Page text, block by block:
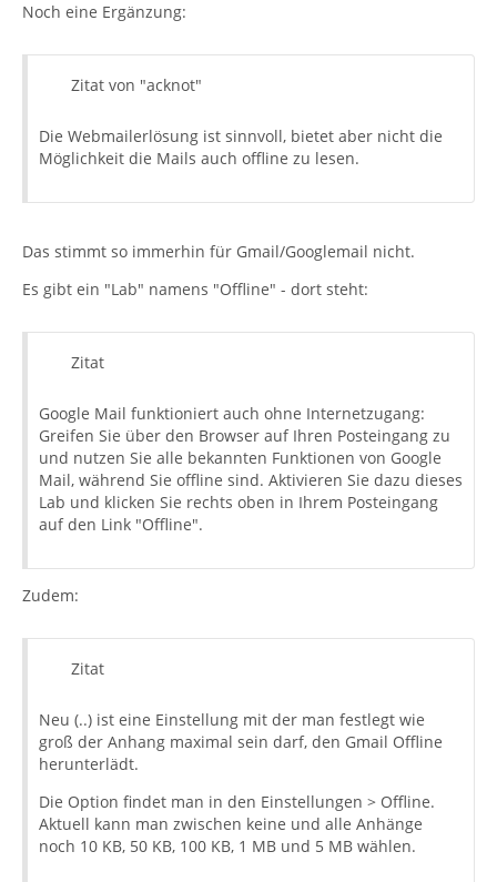
Noch eine Ergänzung:
Zitat von "acknot"
Die Webmailerlösung ist sinnvoll, bietet aber nicht die
Möglichkeit die Mails auch offline zu lesen.
Das stimmt so immerhin für Gmail/Googlemail nicht.
Es gibt ein "Lab" namens "Offline" - dort steht:
Zitat
Google Mail funktioniert auch ohne Internetzugang:
Greifen Sie über den Browser auf Ihren Posteingang zu
und nutzen Sie alle bekannten Funktionen von Google
Mail, während Sie offline sind. Aktivieren Sie dazu dieses
Lab und klicken Sie rechts oben in Ihrem Posteingang
auf den Link "Offline".
Zudem:
Zitat
Neu (..) ist eine Einstellung mit der man festlegt wie
groß der Anhang maximal sein darf, den Gmail Offline
herunterlädt.
Die Option findet man in den Einstellungen > Offline.
Aktuell kann man zwischen keine und alle Anhänge
noch 10 KB, 50 KB, 100 KB, 1 MB und 5 MB wählen.